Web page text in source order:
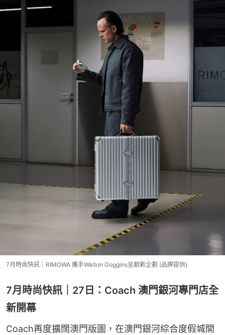
7月時尚快訊｜RIMOWA 攜手Walton Goggins呈獻新企劃 (品牌提供)
7月時尚快訊｜27日：Coach 澳門銀河專門店全
新開幕
Coach再度擴闊澳門版圖，在澳門銀河綜合度假城開